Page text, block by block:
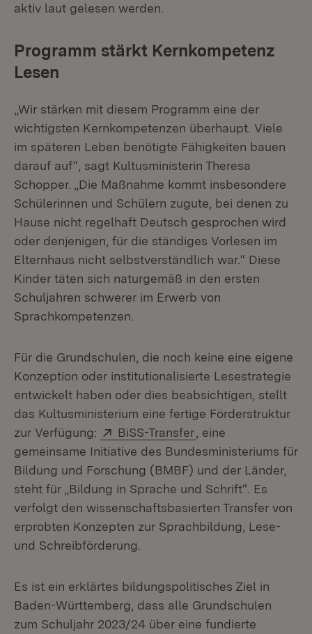
aktiv laut gelesen werden.
Programm stärkt Kernkompetenz
Lesen
„Wir stärken mit diesem Programm eine der
wichtigsten Kernkompetenzen überhaupt. Viele
im späteren Leben benötigte Fähigkeiten bauen
darauf auf“, sagt Kultusministerin Theresa
Schopper. „Die Maßnahme kommt insbesondere
Schülerinnen und Schülern zugute, bei denen zu
Hause nicht regelhaft Deutsch gesprochen wird
oder denjenigen, für die ständiges Vorlesen im
Elternhaus nicht selbstverständlich war.“ Diese
Kinder täten sich naturgemäß in den ersten
Schuljahren schwerer im Erwerb von
Sprachkompetenzen.
Für die Grundschulen, die noch keine eine eigene
Konzeption oder institutionalisierte Lesestrategie
entwickelt haben oder dies beabsichtigen, stellt
das Kultusministerium eine fertige Förderstruktur
zur Verfügung:
Extern:
BiSS-Transfer (Öffnet in neuem
, eine
gemeinsame Initiative des Bundesministeriums für
Bildung und Forschung (BMBF) und der Länder,
steht für „Bildung in Sprache und Schrift“. Es
verfolgt den wissenschaftsbasierten Transfer von
erprobten Konzepten zur Sprachbildung, Lese-
und Schreibförderung.
Es ist ein erklärtes bildungspolitisches Ziel in
Baden-Württemberg, dass alle Grundschulen
zum Schuljahr 2023/24 über eine fundierte